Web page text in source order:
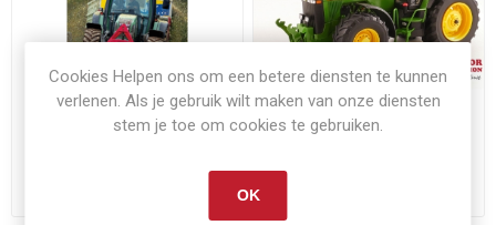
Op voorraad
Fendt Vario Traktoren John Deere 8400
Cookies Helpen ons om een betere diensten te kunnen
verlenen. Als je gebruik wilt maken van onze diensten
stem je toe om cookies te gebruiken.
OK